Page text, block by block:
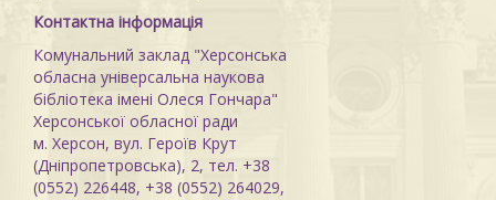
Контактна інформація
Комунальний заклад "Херсонська
обласна універсальна наукова
бібліотека імені Олеся Гончара"
Херсонської обласної ради
м. Херсон, вул. Героїв Крут
(Дніпропетровська), 2, тел. +38
(0552) 226448, +38 (0552) 264029,